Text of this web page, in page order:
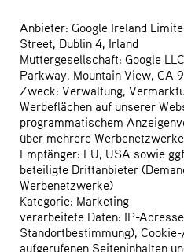
Anbieter: Google Ireland
Street, Dublin 4, Irland
Muttergesellschaft: Google
Parkway, Mountain View, CA
Zweck: Verwaltung,
Werbeflächen auf unserer
programmatischem
über mehrere
Empfänger: EU, USA sowie
beteiligte Drittanbieter
Werbenetzwerke)
Kategorie: Marketing
verarbeitete Daten: IP-
Standortbestimmung),
aufgerufenen Seiteninhalten